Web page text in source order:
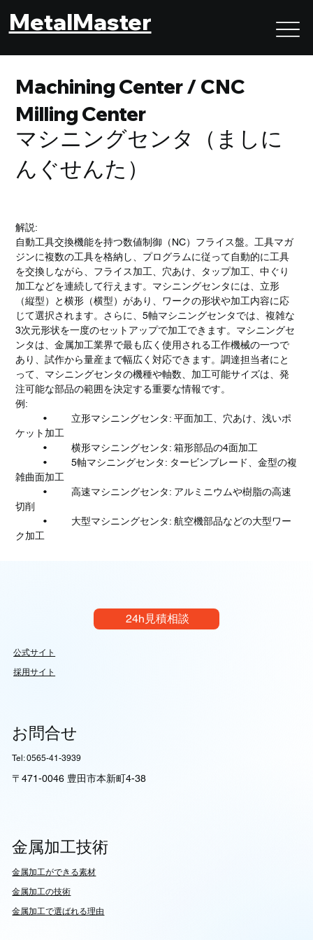
MetalMaster
Machining Center / CNC
Milling Center
マシニングセンタ（ましに
んぐせんた）
解説:
自動工具交換機能を持つ数値制御（NC）フライス盤。工具マガ
ジンに複数の工具を格納し、プログラムに従って自動的に工具
を交換しながら、フライス加工、穴あけ、タップ加工、中ぐり
加工などを連続して行えます。マシニングセンタには、立形
（縦型）と横形（横型）があり、ワークの形状や加工内容に応
じて選択されます。さらに、5軸マシニングセンタでは、複雑な
3次元形状を一度のセットアップで加工できます。マシニングセ
ンタは、金属加工業界で最も広く使用される工作機械の一つで
あり、試作から量産まで幅広く対応できます。調達担当者にと
って、マシニングセンタの機種や軸数、加工可能サイズは、発
注可能な部品の範囲を決定する重要な情報です。
例:
	•	立形マシニングセンタ: 平面加工、穴あけ、浅いポ
ケット加工
	•	横形マシニングセンタ: 箱形部品の4面加工
	•	5軸マシニングセンタ: タービンブレード、金型の複
雑曲面加工
	•	高速マシニングセンタ: アルミニウムや樹脂の高速
切削
	•	大型マシニングセンタ: 航空機部品などの大型ワー
ク加工
24h見積相談
公式サイト
採用サイト
お問合せ
Tel: 0565-41-3939
〒471-0046 豊田市本新町4-38
金属加工技術
​金属加工ができる素材
​金属加工の技術
金属加工で選ばれる理由